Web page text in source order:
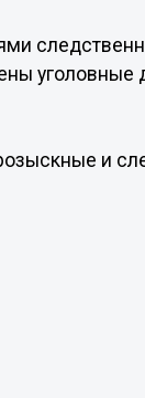
уголовные
и